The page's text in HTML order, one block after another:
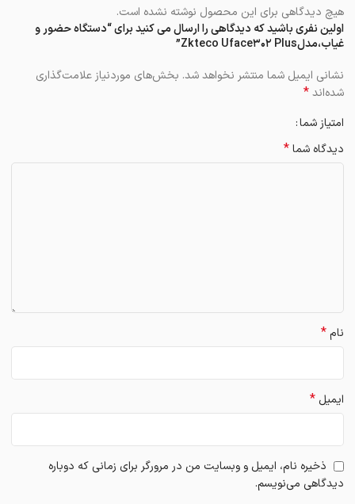
هیچ دیدگاهی برای این محصول نوشته نشده است.
اولین نفری باشید که دیدگاهی را ارسال می کنید برای “دستگاه حضور و
غیاب،مدلZkteco Uface۳۰۲ Plus”
نشانی ایمیل شما منتشر نخواهد شد. بخش‌های موردنیاز علامت‌گذاری
شده‌اند*
امتیاز شما
دیدگاه شما*
نام*
ایمیل *
ذخیره نام، ایمیل و وبسایت من در مرورگر برای زمانی که دوباره
دیدگاهی می‌نویسم.